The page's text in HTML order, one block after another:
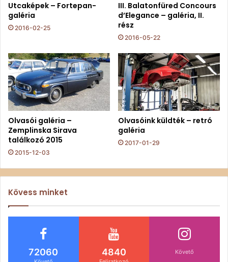
Utcaképek – Fortepan-
galéria
2016-02-25
III. Balatonfüred Concours
d’Elegance – galéria, II.
rész
2016-05-22
Olvasói galéria –
Zemplinska Sirava
találkozó 2015
2015-12-03
Olvasóink küldték – retró
galéria
2017-01-29
Kövess minket
72060 4840 Követő